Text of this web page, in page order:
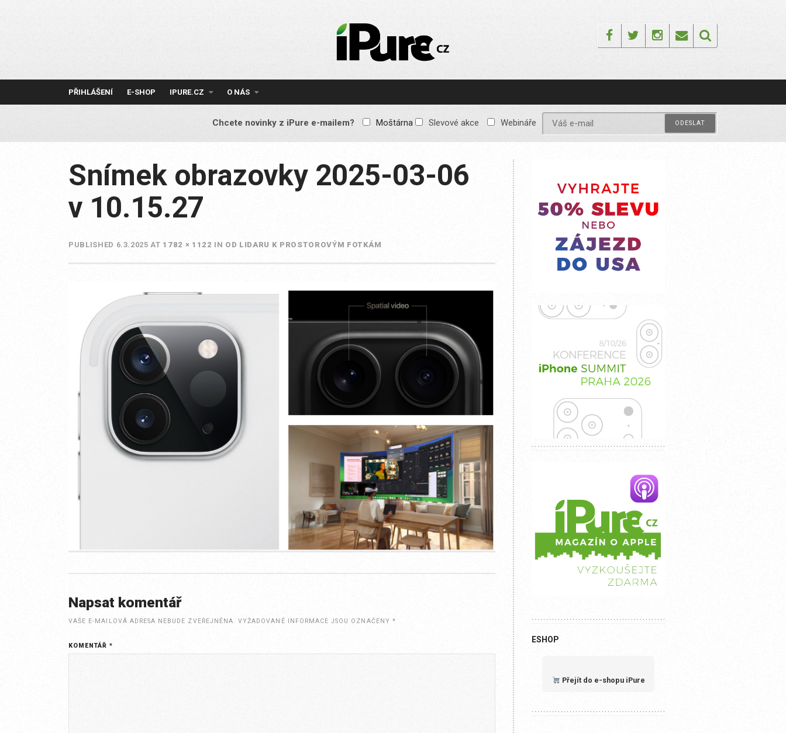
IPURE.CZ
Prémiový Apple e-
reklamy, žádné
obsah pro všechny
každodenního života.
FacebookTwitterInstagram
Email
PŘIHLÁŠENÍ E-SHOP IPURE.CZ O NÁS
Chcete novinky z iPure e-mailem? Moštárna Slevové akce Webináře
Snímek obrazovky 2025-03-06
v 10.15.27
PUBLISHED 6.3.2025 AT 1782 × 1122 IN OD LIDARU K PROSTOROVÝM FOTKÁM
Napsat komentář
VAŠE E-MAILOVÁ ADRESA NEBUDE ZVEŘEJNĚNA. VYŽADOVANÉ INFORMACE JSOU OZNAČENY *
KOMENTÁŘ*
ESHOP
Přejít do e-shopu iPure